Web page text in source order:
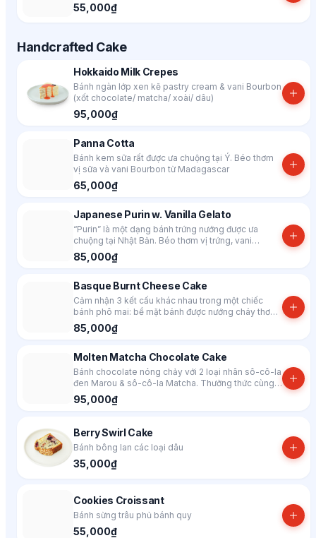
55,000₫
Handcrafted Cake
Hokkaido Milk Crepes
Bánh ngàn lớp xen kẽ pastry cream & vani Bourbon
(xốt chocolate/ matcha/ xoài/ dâu)
95,000₫
Panna Cotta
Bánh kem sữa rất được ưa chuộng tại Ý. Béo thơm
vị sữa và vani Bourbon từ Madagascar
65,000₫
Japanese Purin w. Vanilla Gelato
“Purin” là một dạng bánh trứng nướng được ưa
chuộng tại Nhật Bản. Béo thơm vị trứng, vani
Bourbon & caramel
85,000₫
Basque Burnt Cheese Cake
Cảm nhận 3 kết cấu khác nhau trong một chiếc
bánh phô mai: bề mặt bánh được nướng cháy thơm,
lớp bên trong chắc mịn tương tự như bánh phô mai
truyền thống & phần nhân béo
85,000₫
Molten Matcha Chocolate Cake
Bánh chocolate nóng chảy với 2 loại nhân sô-cô-la
đen Marou & sô-cô-la Matcha. Thưởng thức cùng
kem vani mát lạnh!
95,000₫
Berry Swirl Cake
Bánh bông lan các loại dâu
35,000₫
Cookies Croissant
Bánh sừng trâu phủ bánh quy
55,000₫